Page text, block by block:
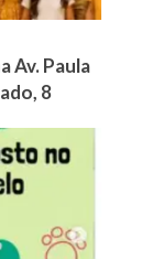
Av. Paula
8